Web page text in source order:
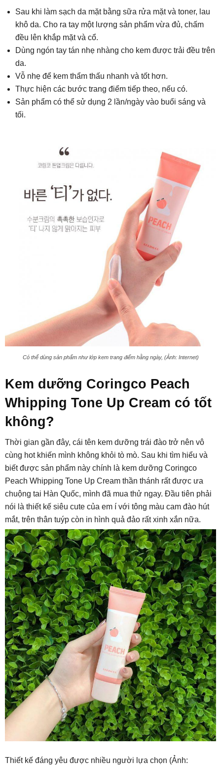
Sau khi làm sạch da mặt bằng sữa rửa mặt và toner, lau
khô da. Cho ra tay một lượng sản phẩm vừa đủ, chấm
đều lên khắp mặt và cổ.
Dùng ngón tay tán nhẹ nhàng cho kem được trải đều trên
da.
Vỗ nhẹ để kem thẩm thấu nhanh và tốt hơn.
Thực hiện các bước trang điểm tiếp theo, nếu có.
Sản phẩm có thể sử dụng 2 lần/ngày vào buổi sáng và
tối.
Có thể dùng sản phẩm như lớp kem trang điểm hằng ngày, (Ảnh: Internet)
Kem dưỡng Coringco Peach
Whipping Tone Up Cream có tốt
không?
Thời gian gần đây, cái tên kem dưỡng trái đào trở nên vô
cùng hot khiến mình không khỏi tò mò. Sau khi tìm hiểu và
biết được sản phẩm này chính là kem dưỡng Coringco
Peach Whipping Tone Up Cream thần thánh rất được ưa
chuộng tai Hàn Quốc, mình đã mua thử ngay. Đầu tiên phải
nói là thiết kế siêu cute của em í với tông màu cam đào hút
mắt, trên thân tuýp còn in hình quả đảo rất xinh xắn nữa.
Thiết kế đáng yêu được nhiều người lựa chọn (Ảnh: